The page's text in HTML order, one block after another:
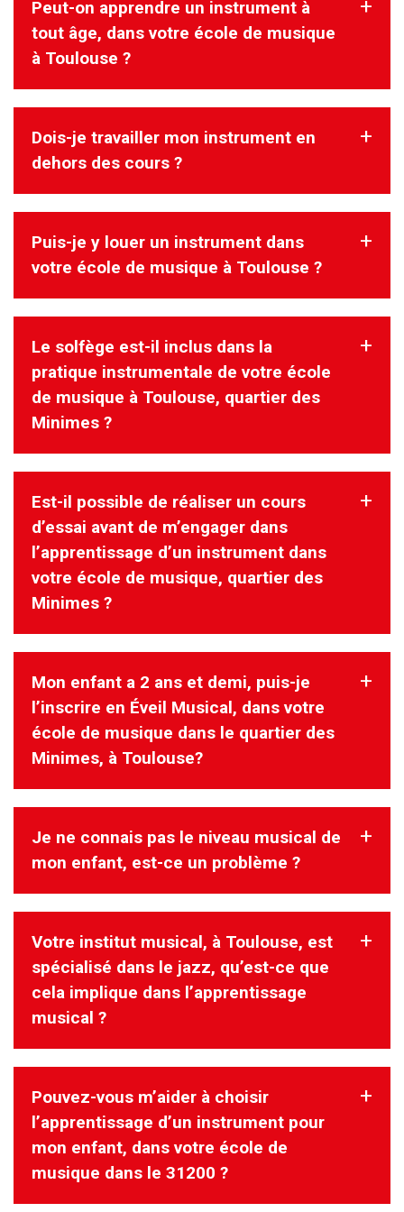
Peut-on apprendre un instrument à
tout âge, dans votre école de musique
à Toulouse ?
On peut démarrer l’apprentissage d’un instrument à tout à
âge.
Il est important pour nous de comprendre votre objectif afin
de vous aider dans cette
démarche.
Dois-je travailler mon instrument en
dehors des cours ?
Oui. Il est primordial et obligatoire de travailler son
instrument en dehors des cours, lorsque
vous êtes dans l’apprentissage d’un instrument.
En travaillant même 10 minutes par jour, vos progrès seront
évidents.
est contreproductive et n’est
respectueux ni de votre démarche d’apprentissage, ni du
professeur qui vous accompagne.
Puis-je y louer un instrument dans
votre école de musique à Toulouse ?
Nous ne proposons pas d’instruments à la location dans
notre école de musique dans le
quartier des Minimes.
Cependant, nous pouvons vous recommander des
magasins d’instruments de musique à
d’un saxophone ou autres
Le solfège est-il inclus dans la
pratique instrumentale de votre école
de musique à Toulouse, quartier des
Minimes ?
Oui. Le solfège est un langage permettant de partager et
pratiquer la musique.
Il n’est pas dissocié de l’instrument, il est dès les premiers
cours intégré comme un dessin
correspondant à un geste et à un son, il est aussi chanté.
Est-il possible de réaliser un cours
d’essai avant de m’engager dans
l’apprentissage d’un instrument dans
votre école de musique, quartier des
Minimes ?
Oui !Vous pouvez réserver directement sur le formulaire.
Votre rencontre avec le directeur pédagogique tient lieu de
cours d’essai.
Mon enfant a 2 ans et demi, puis-je
l’inscrire en Éveil Musical, dans votre
école de musique dans le quartier des
Minimes, à Toulouse?
Il est possible d’inscrire un enfant à 2 ans et demi.
Préalablement à l’inscription, nous proposons une rencontre
avec l’enfant sur un atelier afin
d’évaluer sa maturité et de choisir le niveau adapté.
Je ne connais pas le niveau musical de
mon enfant, est-ce un problème ?
Non, cela n’est pas un problème.
Le rendez-vous programmé avec le directeur pédagogique
permet d’évaluer le niveau mais
aussi la motivation de l’enfant.
Votre institut musical, à Toulouse, est
spécialisé dans le jazz, qu’est-ce que
cela implique dans l’apprentissage
musical ?
même si le nom peut le faire
penser.
Nous enseignons la musique, dans son ensemble.
Nous privilégions les bases classiques afin de garantir à nos
élèves l’autonomie dans leur
La culture musicale tient une grande place dans notre
Pouvez-vous m’aider à choisir
l’apprentissage d’un instrument pour
mon enfant, dans votre école de
musique dans le 31200 ?